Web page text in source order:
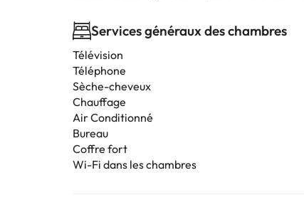
Services généraux des chambres
Télévision
Téléphone
Sèche-cheveux
Chauffage
Air Conditionné
Bureau
Coffre fort
Wi-Fi dans les chambres